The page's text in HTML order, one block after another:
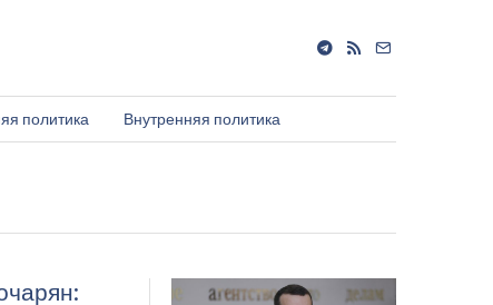
политика Внутренняя политика